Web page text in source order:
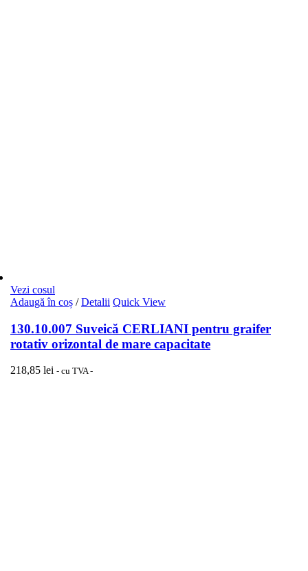
Vezi cosul
Adaugă în coș / Detalii Quick View
130.10.007 Suveică CERLIANI pentru graifer
rotativ orizontal de mare capacitate
218,85 lei - cu TVA -